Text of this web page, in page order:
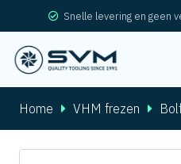
Snelle levering en geen
Home VHM frezen